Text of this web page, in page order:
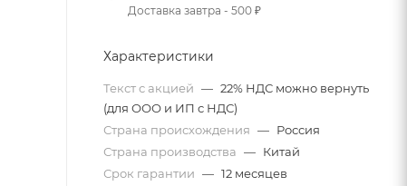
Доставка завтра - 500 ₽
Характеристики
Текст с акцией — 22% НДС можно вернуть
(для ООО и ИП с НДС)
Страна происхождения — Россия
Страна производства — Китай
Срок гарантии — 12 месяцев